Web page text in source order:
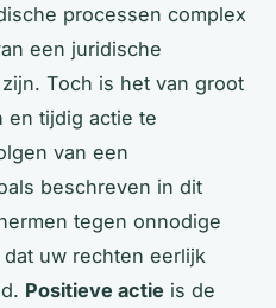
processen complex
een juridische
Toch is het van groot
en tijdig actie te
van een
beschreven in dit
tegen onnodige
uw rechten eerlijk
Positieve actie is de